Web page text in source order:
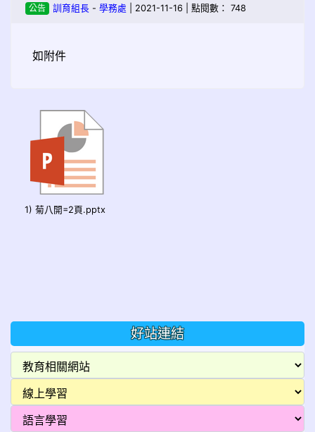
公告 訓育組長- 學務處 | 2021-11-16 | 點閱數： 748
如附件
1) 菊八開=2頁.pptx
好站連結